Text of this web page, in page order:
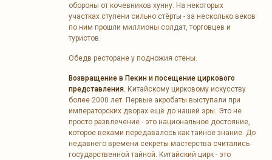
обороны от кочевников хунну. На некоторых
участках ступени сильно стёрты - за несколько веков
по ним прошли миллионы солдат, торговцев и
туристов.
Обедв ресторане у подножия стены.
Возвращение в Пекин и посещение циркового
представления. Китайскому цирковому искусству
более 2000 лет. Первые акробаты выступали при
императорских дворах ещё до нашей эры. Это не
просто развлечение - это национальное достояние,
которое веками передавалось как тайное знание. До
недавнего времени секреты мастерства считались
государственной тайной. Китайский цирк - это